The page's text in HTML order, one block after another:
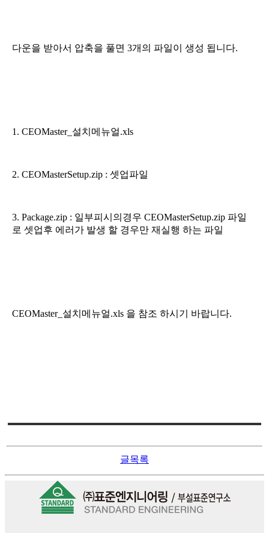
다운을 받아서 압축을 풀면 3개의 파일이 생성 됩니다.
1. CEOMaster_설치메뉴얼.xls
2. CEOMasterSetup.zip : 셋업파일
3. Package.zip : 일부피시의경우 CEOMasterSetup.zip 파일
로 셋업후 에러가 발생 할 경우만 재실행 하는 파일
CEOMaster_설치메뉴얼.xls 을 참조 하시기 바랍니다.
글목록